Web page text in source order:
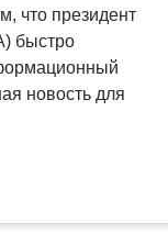
что президент
быстро
новость для